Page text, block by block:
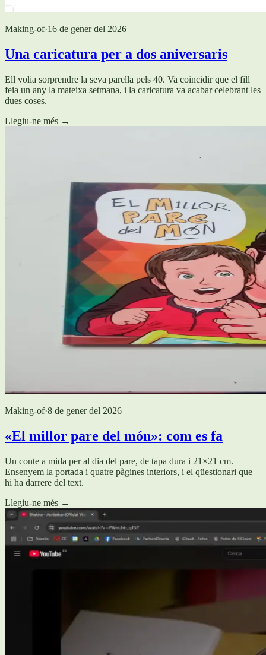
Making-of·16 de gener del 2026
Una caricatura per a dos aniversaris
Ell volia sorprendre la seva parella pels 40. Va coincidir que el fill
feia un any la mateixa setmana, i la caricatura va acabar celebrant les
dues coses.
Llegiu-ne més →
Making-of·8 de gener del 2026
«El millor pare del món»: com es fa
Un conte a mida per al dia del pare, de tapa dura i 21×21 cm.
Ensenyem la portada i quatre pàgines interiors, i el qüestionari que
hi ha darrere del text.
Llegiu-ne més →